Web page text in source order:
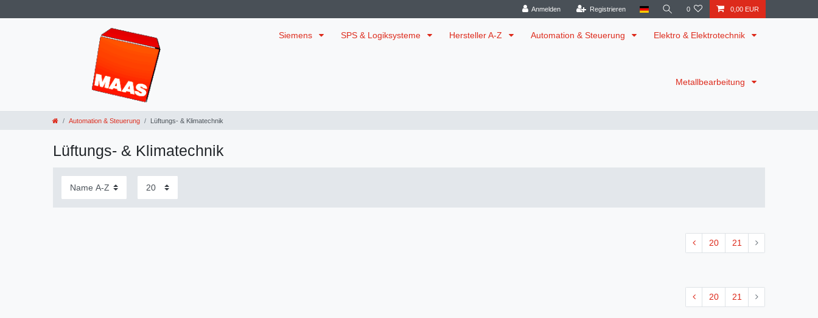
Anmelden Registrieren 0 0,00 EUR
Siemens SPS & Logiksysteme Hersteller A-Z Automation & Steuerung Elektro & Elektrotechnik
Metallbearbeitung
Automation & Steuerung Lüftungs- & Klimatechnik
Lüftungs- & Klimatechnik
20 21
20 21